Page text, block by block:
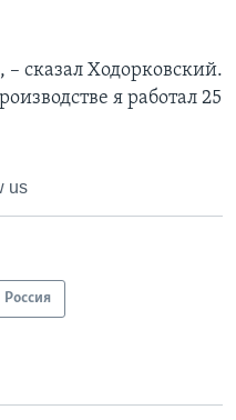
сказал Ходорковский.
я работал 25
us
Россия